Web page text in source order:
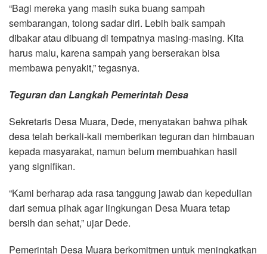
“Bagi mereka yang masih suka buang sampah
sembarangan, tolong sadar diri. Lebih baik sampah
dibakar atau dibuang di tempatnya masing-masing. Kita
harus malu, karena sampah yang berserakan bisa
membawa penyakit,” tegasnya.
Teguran dan Langkah Pemerintah Desa
Sekretaris Desa Muara, Dede, menyatakan bahwa pihak
desa telah berkali-kali memberikan teguran dan himbauan
kepada masyarakat, namun belum membuahkan hasil
yang signifikan.
“Kami berharap ada rasa tanggung jawab dan kepedulian
dari semua pihak agar lingkungan Desa Muara tetap
bersih dan sehat,” ujar Dede.
Pemerintah Desa Muara berkomitmen untuk meningkatkan